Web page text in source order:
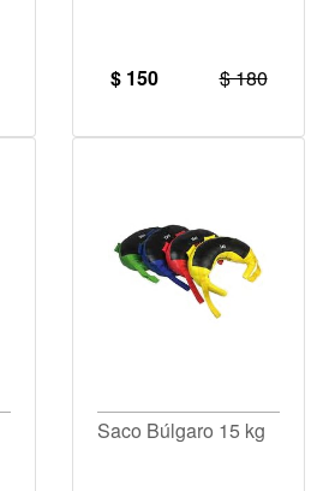
$ 150 $ 180
Saco Búlgaro 15 kg